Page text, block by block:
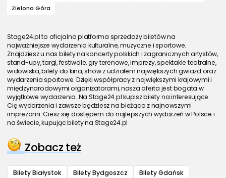
Zielona Góra
Stage24.pl to oficjalna platforma sprzedaży biletów na
najważniejsze wydarzenia kulturalne, muzyczne i sportowe.
Znajdziesz u nas bilety na koncerty polskich i zagranicznych artystów,
stand-upy, targi, festiwale, gry terenowe, imprezy, spektakle teatralne,
widowiska, bilety do kina, show z udziałem największych gwiazd oraz
wydarzenia sportowe. Dzięki współpracy z największymi krajowymi i
międzynarodowymi organizatorami, nasza oferta jest bogata w
wyjątkowe wydarzenia. Na Stage24.pl kupisz bilety na interesujące
Cię wydarzenia i zawsze będziesz na bieżąco z najnowszymi
imprezami. Ciesz się dostępem do najlepszych wydarzeń w Polsce i
na świecie, kupując bilety na Stage24.pl
Zobacz też
Bilety Białystok Bilety Bydgoszcz
Bilety Gdańsk